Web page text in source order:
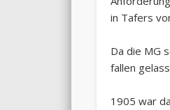
in Tafers
Da die MG
fallen
1905 war